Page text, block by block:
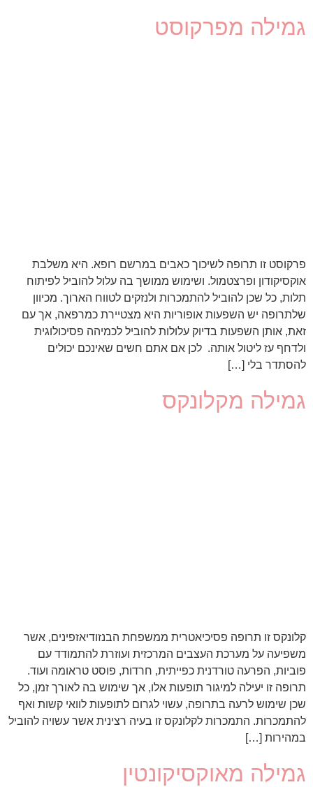
גמילה מפרקוסט
פרקוסט זו תרופה לשיכוך כאבים במרשם רופא. היא משלבת
אוקסיקודון ופרצטמול. ושימוש ממושך בה עלול להוביל לפיתוח
תלות, כל שכן להוביל להתמכרות ולנזקים לטווח הארוך. מכיוון
שלתרופה יש השפעות אופוריות היא מצטיירת כמרפאה, אך עם
זאת, אותן השפעות בדיוק עלולות להוביל לכמיהה פסיכולוגית
ולדחף עז ליטול אותה. לכן אם אתם חשים שאינכם יכולים
להסתדר בלי […]
גמילה מקלונקס
קלונקס זו תרופה פסיכיאטרית ממשפחת הבנזודיאזפינים, אשר
משפיעה על מערכת העצבים המרכזית ועוזרת להתמודד עם
פוביות, הפרעה טורדנית כפייתית, חרדות, פוסט טראומה ועוד.
תרופה זו יעילה למיגור תופעות אלו, אך שימוש בה לאורך זמן, כל
שכן שימוש לרעה בתרופה, עשוי לגרום לתופעות לוואי קשות ואף
להתמכרות. התמכרות לקלונקס זו בעיה רצינית אשר עשויה להוביל
במהירות […]
גמילה מאוקסיקונטין